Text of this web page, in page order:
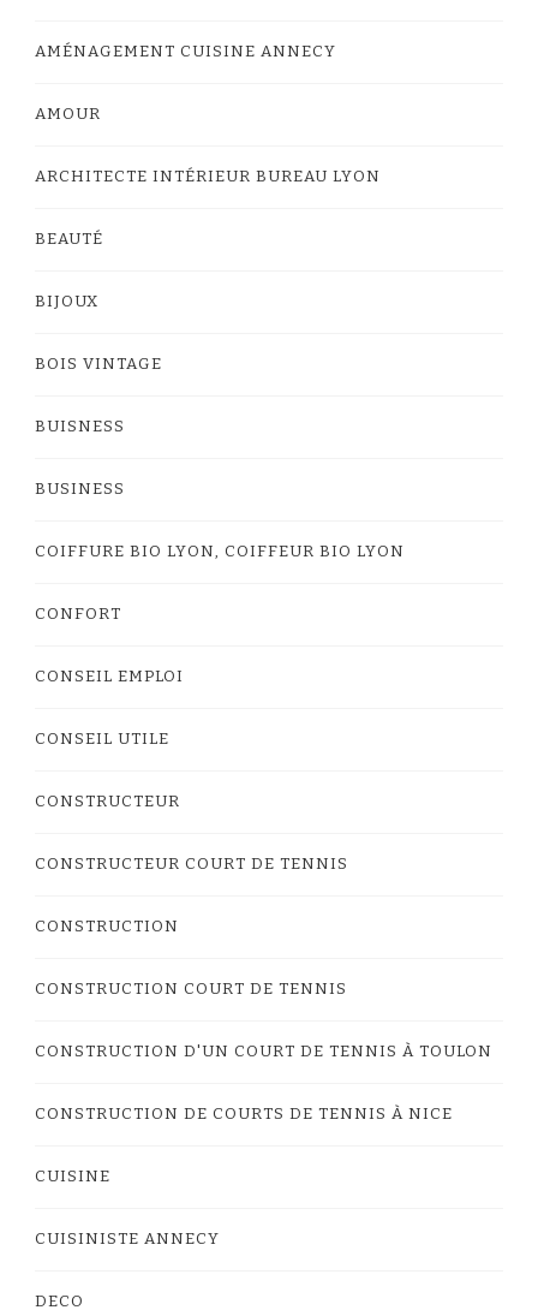
AMÉNAGEMENT CUISINE ANNECY
AMOUR
ARCHITECTE INTÉRIEUR BUREAU LYON
BEAUTÉ
BIJOUX
BOIS VINTAGE
BUISNESS
BUSINESS
COIFFURE BIO LYON, COIFFEUR BIO LYON
CONFORT
CONSEIL EMPLOI
CONSEIL UTILE
CONSTRUCTEUR
CONSTRUCTEUR COURT DE TENNIS
CONSTRUCTION
CONSTRUCTION COURT DE TENNIS
CONSTRUCTION D'UN COURT DE TENNIS À TOULON
CONSTRUCTION DE COURTS DE TENNIS À NICE
CUISINE
CUISINISTE ANNECY
DECO